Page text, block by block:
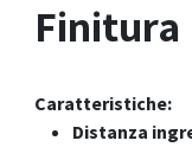
Finitura
Caratteristiche:
Distanza